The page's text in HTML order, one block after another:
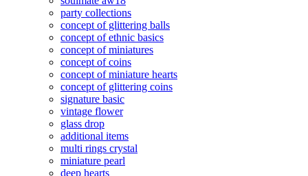
party collections
concept of glittering balls
concept of ethnic basics
concept of miniatures
concept of coins
concept of miniature hearts
concept of glittering coins
signature basic
vintage flower
glass drop
additional items
multi rings crystal
miniature pearl
deep hearts